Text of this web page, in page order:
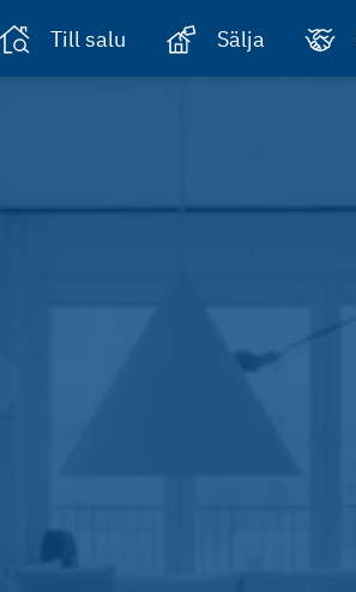
Till salu Sälja